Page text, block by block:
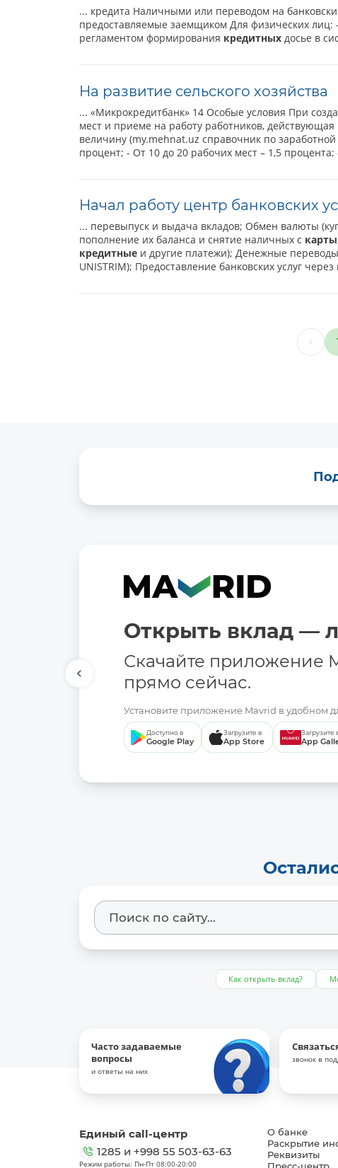
... кредита Наличными или переводом на
предоставляемые заемщиком Для физических лиц:
регламентом формирования кредитныхдосье в
На развитие сельского хозяйства
... «Микрокредитбанк» 14 Особые условия При
мест и приеме на работу работников, действующая
величину (my.mehnat.uz справочник по заработной
процент; - От 10 до 20 рабочих мест – 1,5
Начал работу центр банковских
... перевыпуск и выдача вкладов; Обмен валюты
пополнение их баланса и снятие наличных с карты
кредитныеи другие платежи); Денежные переводы
UNISTRIM); Предоставление банковских услуг
Открыть вклад —
Скачайте приложение
прямо сейчас.
Установите приложение Mavrid в удобном
Доступно в
Google Play
Загрузите в
App Store
Загрузите
App
Как открыть вклад?
Часто задаваемые
вопросы
и ответы на них
звонок в
Единый call-центр
1285 и +998 55 503-63-63
Режим работы: Пн-Пт 08:00-20:00
О банке
Раскрытие
Реквизиты